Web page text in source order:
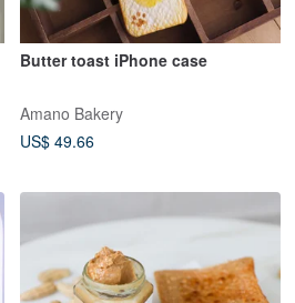
Butter toast iPhone case
Amano Bakery
US$ 49.66